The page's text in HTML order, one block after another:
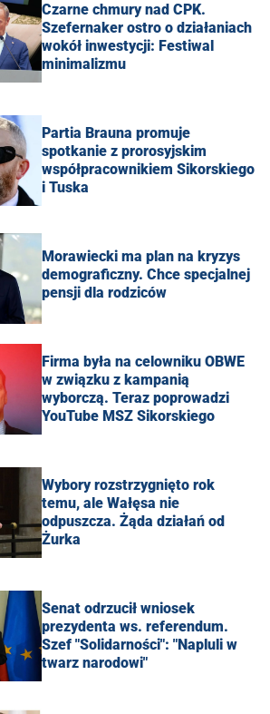
Czarne chmury nad CPK.
Szefernaker ostro o działaniach
wokół inwestycji: Festiwal
minimalizmu
Partia Brauna promuje
spotkanie z prorosyjskim
współpracownikiem Sikorskiego
i Tuska
Morawiecki ma plan na kryzys
demograficzny. Chce specjalnej
pensji dla rodziców
Firma była na celowniku OBWE
w związku z kampanią
wyborczą. Teraz poprowadzi
YouTube MSZ Sikorskiego
Wybory rozstrzygnięto rok
temu, ale Wałęsa nie
odpuszcza. Żąda działań od
Żurka
Senat odrzucił wniosek
prezydenta ws. referendum.
Szef "Solidarności": "Napluli w
twarz narodowi"